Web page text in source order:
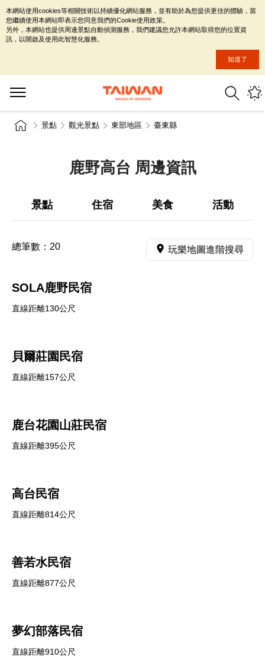
景點 觀光景點 東部地區 臺東縣
鹿野高台 周邊資訊
景點 住宿 美食 活動
總筆數： 20 玩樂地圖進階搜尋
SOLA鹿野民宿
直線距離130公尺
貝爾莊園民宿
直線距離157公尺
鹿台花園山莊民宿
直線距離395公尺
高台民宿
直線距離814公尺
善若水民宿
直線距離877公尺
夢幻部落民宿
直線距離910公尺
本網站使用cookies等相關技術以持續優化網站服務，並有助於為您提供更佳的體驗，當
您繼續使用本網站即表示您同意我們的Cookie使用政策。
另外，本網站也提供周邊景點自動偵測服務，我們建議您允許本網站取得您的位置資
訊，以開啟及使用此智慧化服務。
知道了